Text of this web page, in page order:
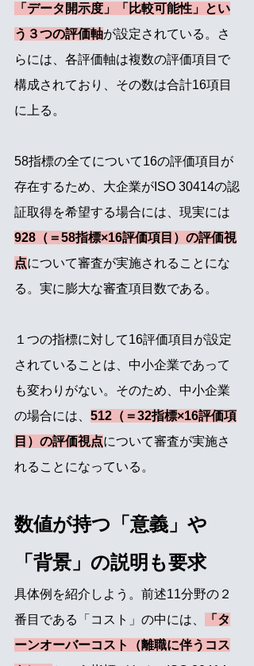
「データ開示度」「比較可能性」とい
う３つの評価軸が設定されている。さ
らには、各評価軸は複数の評価項目で
構成されており、その数は合計16項目
に上る。
58指標の全てについて16の評価項目が
存在するため、大企業がISO 30414の認
証取得を希望する場合には、現実には
928（＝58指標×16評価項目）の評価視
点について審査が実施されることにな
る。実に膨大な審査項目数である。
１つの指標に対して16評価項目が設定
されていることは、中小企業であって
も変わりがない。そのため、中小企業
の場合には、 512（＝32指標×16評価項
目）の評価視点について審査が実施さ
れることになっている。
数値が持つ「意義」や
「背景」の説明も要求
具体例を紹介しよう。前述11分野の２
番目である「コスト」の中には、
「タ
ーンオーバーコスト（離職に伴うコス